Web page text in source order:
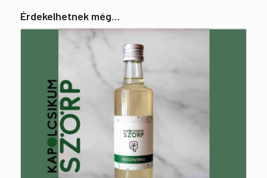
Érdekelhetnek még…